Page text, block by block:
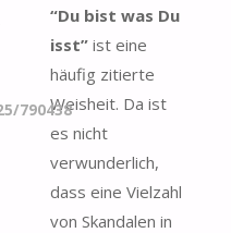
790438
“Du bist was Du
isst”ist eine
häufig zitierte
Weisheit. Da ist
es nicht
verwunderlich,
dass eine Vielzahl
von Skandalen in